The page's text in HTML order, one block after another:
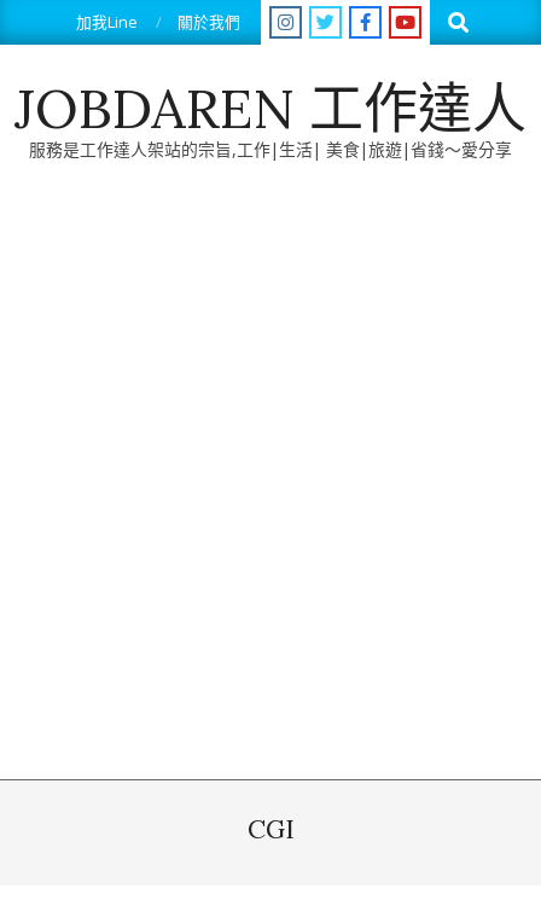
to
加我Line 關於我們 Search
JOBDAREN 工作達人
服務是工作達人架站的宗旨,工作|生活| 美食|旅遊|省錢～愛分享
CGI